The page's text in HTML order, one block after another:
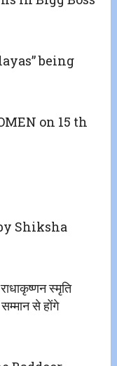
being
on 15 th
Shiksha
स्मृति
से होंगे